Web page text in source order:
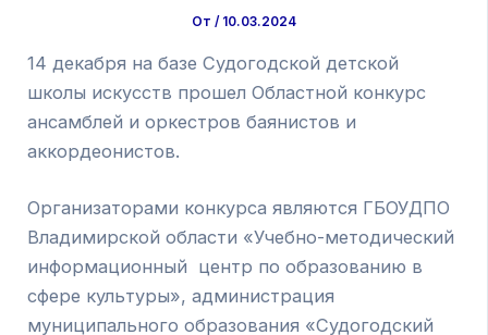
От / 10.03.2024
14 декабря на базе Судогодской детской
школы искусств прошел Областной конкурс
ансамблей и оркестров баянистов и
аккордеонистов.
Организаторами конкурса являются ГБОУДПО
Владимирской области «Учебно-методический
информационный центр по образованию в
сфере культуры», администрация
муниципального образования «Судогодский